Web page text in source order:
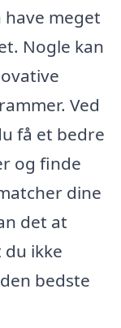
meget
Nogle kan
Ved
få et bedre
og finde
dine
det at
ikke
bedste